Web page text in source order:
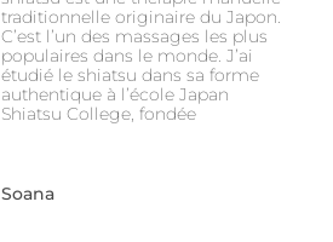
traditionnelle originaire du Japon.
C’est l’un des massages les plus
populaires dans le monde. J’ai
étudié le shiatsu dans sa forme
authentique à l’école Japan
Shiatsu College, fondée
Soana